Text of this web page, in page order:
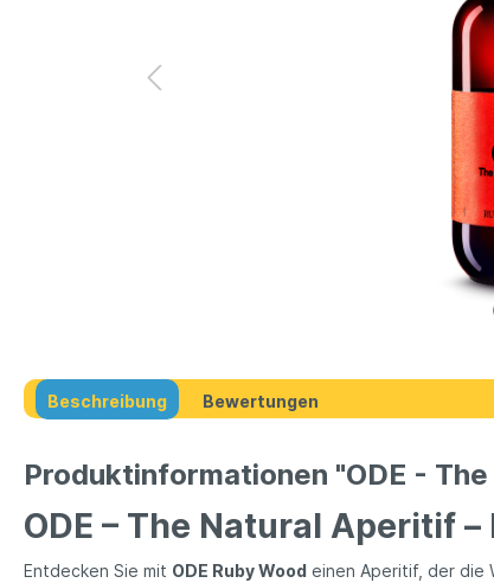
Beschreibung Bewertungen
Produktinformationen "ODE -
ODE – The Natural Aperitif –
Entdecken Sie mit ODE Ruby Wood einen Aperitif, der die